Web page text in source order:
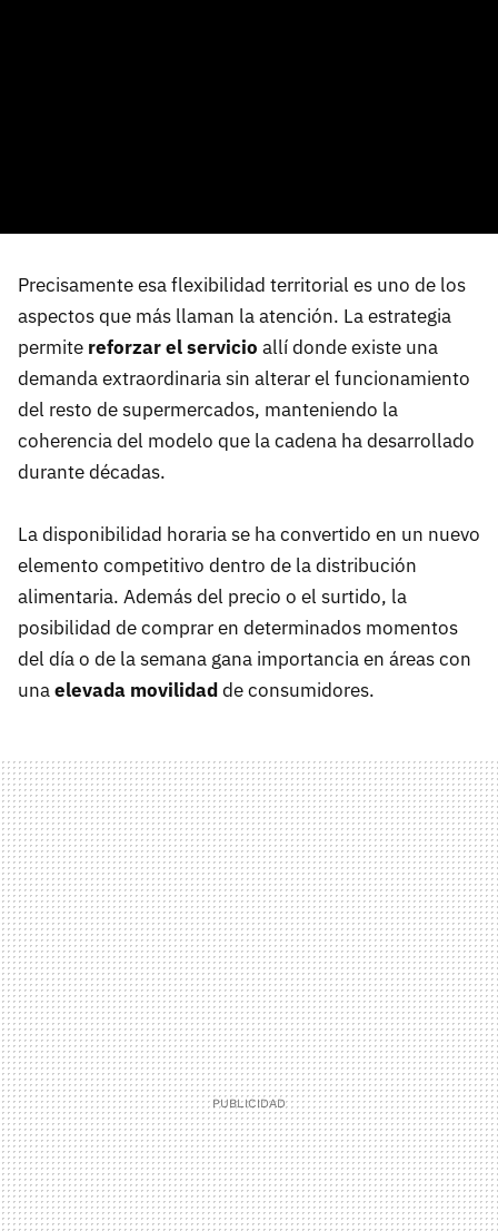
Precisamente esa flexibilidad territorial es uno de los
aspectos que más llaman la atención. La estrategia
permite reforzar el servicio allí donde existe una
demanda extraordinaria sin alterar el funcionamiento
del resto de supermercados, manteniendo la
coherencia del modelo que la cadena ha desarrollado
durante décadas.
La disponibilidad horaria se ha convertido en un nuevo
elemento competitivo dentro de la distribución
alimentaria. Además del precio o el surtido, la
posibilidad de comprar en determinados momentos
del día o de la semana gana importancia en áreas con
unaelevada movilidadde consumidores.